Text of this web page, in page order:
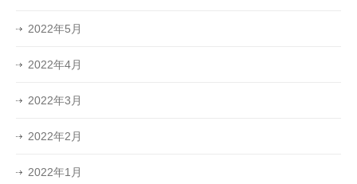
2022年5月
2022年4月
2022年3月
2022年2月
2022年1月